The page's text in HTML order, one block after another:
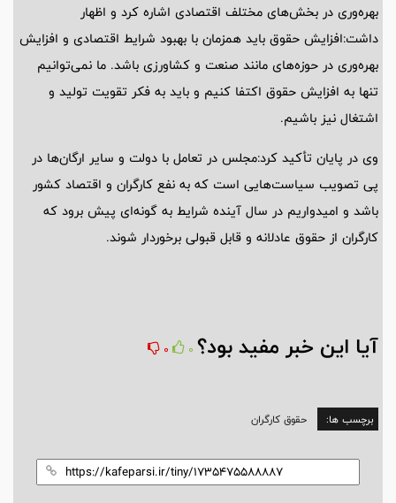
بهره‌وری در بخش‌های مختلف اقتصادی اشاره کرد و اظهار
داشت:افزایش حقوق باید همزمان با بهبود شرایط اقتصادی و افزایش
بهره‌وری در حوزه‌های مانند صنعت و کشاورزی باشد. ما نمی‌توانیم
تنها به افزایش حقوق اکتفا کنیم و باید به فکر تقویت تولید و
اشتغال نیز باشیم.
وی در پایان تأکید کرد:مجلس در تعامل با دولت و سایر ارگان‌ها در
پی تصویب سیاست‌هایی است که به نفع کارگران و اقتصاد کشور
باشد و امیدواریم در سال آینده شرایط به گونه‌ای پیش برود که
کارگران از حقوق عادلانه و قابل قبولی برخوردار شوند.
آیا این خبر مفید بود؟ 0
0
برچسب ها: حقوق کارگران